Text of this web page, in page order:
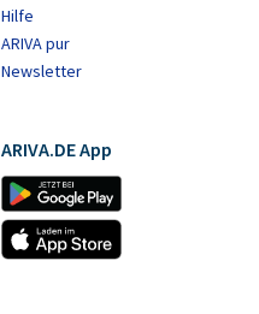
Hilfe
ARIVA pur
Newsletter
ARIVA.DE App